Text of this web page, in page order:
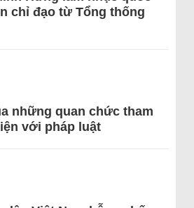
chỉ đạo từ Tổng thống
những quan chức tham
với pháp luật